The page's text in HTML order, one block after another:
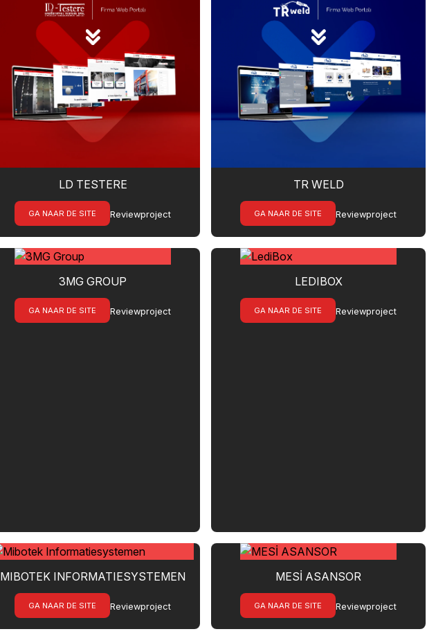
LD TESTERE
GA NAAR DE SITE Reviewproject
TR WELD
GA NAAR DE SITE Reviewproject
3MG GROUP
GA NAAR DE SITE Reviewproject
LEDIBOX
GA NAAR DE SITE Reviewproject
MIBOTEK INFORMATIESYSTEMEN
GA NAAR DE SITE Reviewproject
MESİ ASANSOR
GA NAAR DE SITE Reviewproject